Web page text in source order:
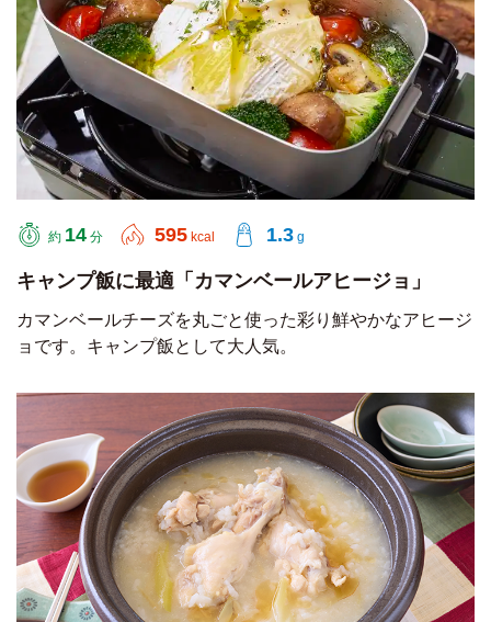
約 14 分 595 kcal 1.3 g
キャンプ飯に最適「カマンベールアヒージョ」
カマンベールチーズを丸ごと使った彩り鮮やかなアヒージ
ョです。キャンプ飯として大人気。